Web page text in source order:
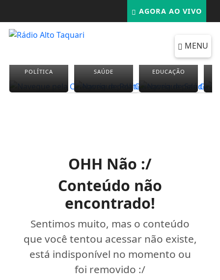
AGORA AO VIVO
MENU
POLÍTICA SAÚDE EDUCAÇÃO
OHH Não :/
Conteúdo não
encontrado!
Sentimos muito, mas o conteúdo
que você tentou acessar não existe,
está indisponível no momento ou
foi removido :/